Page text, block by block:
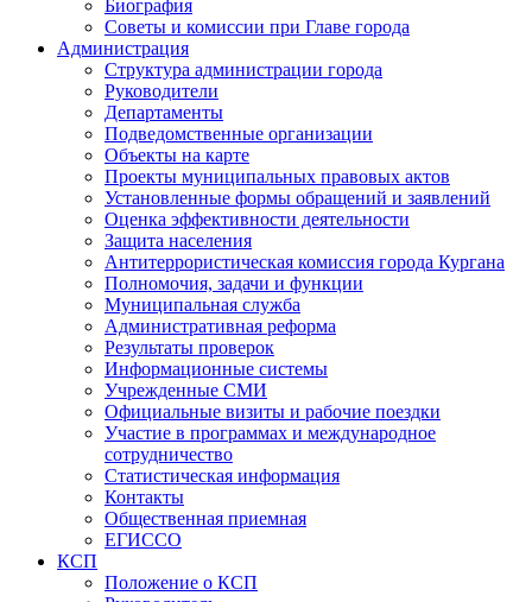
Биография
Советы и комиссии при Главе города
Администрация
Структура администрации города
Руководители
Департаменты
Подведомственные организации
Объекты на карте
Проекты муниципальных правовых актов
Установленные формы обращений и заявлений
Оценка эффективности деятельности
Защита населения
Антитеррористическая комиссия города Кургана
Полномочия, задачи и функции
Муниципальная служба
Административная реформа
Результаты проверок
Информационные системы
Учрежденные СМИ
Официальные визиты и рабочие поездки
Участие в программах и международное
сотрудничество
Статистическая информация
Контакты
Общественная приемная
ЕГИССО
КСП
Положение о КСП